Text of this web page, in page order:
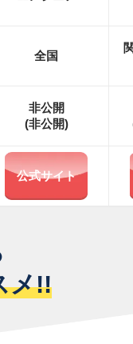
全国
非公開
(非公開)
公式サイト
メ!!